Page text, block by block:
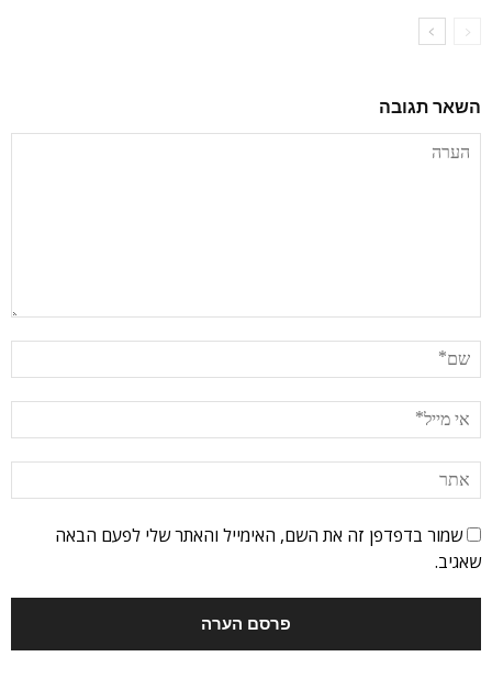
השאר תגובה
שמור בדפדפן זה את השם, האימייל והאתר שלי לפעם הבאה
שאגיב.